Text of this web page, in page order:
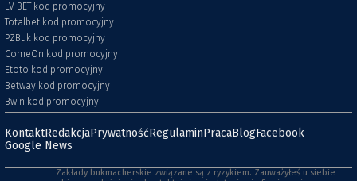
LV BET kod promocyjny
Totalbet kod promocyjny
PZBuk kod promocyjny
ComeOn kod promocyjny
Etoto kod promocyjny
Betway kod promocyjny
Bwin kod promocyjny
KontaktRedakcjaPrywatnośćRegulaminPracaBlogFacebook
Google News
Zakłady bukmacherskie związane są z ryzykiem. Zauważyłeś u siebie